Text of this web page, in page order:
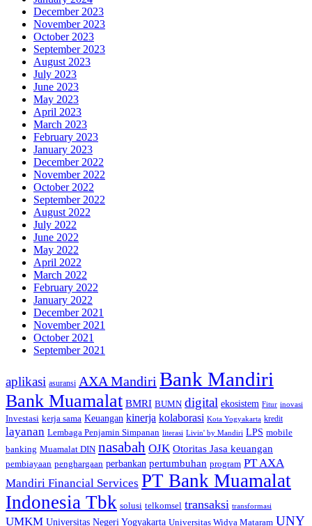
December 2023
November 2023
October 2023
September 2023
August 2023
July 2023
June 2023
May 2023
April 2023
March 2023
February 2023
January 2023
December 2022
November 2022
October 2022
September 2022
August 2022
July 2022
June 2022
May 2022
April 2022
March 2022
February 2022
January 2022
December 2021
November 2021
October 2021
September 2021
aplikasi asuransi AXA Mandiri Bank Mandiri
Bank Muamalat BMRI BUMN digital ekosistem Fitur inovasi
Investasi kerja sama Keuangan kinerja kolaborasi Kota Yogyakarta kredit
layanan Lembaga Penjamin Simpanan literasi Livin' by Mandiri LPS mobile
banking Muamalat DIN nasabah OJK Otoritas Jasa keuangan
pembiayaan penghargaan perbankan pertumbuhan program PT AXA
Mandiri Financial Services PT Bank Muamalat
Indonesia Tbk solusi telkomsel transaksi transformasi
UMKM Universitas Negeri Yogyakarta Universitas Widya Mataram UNY